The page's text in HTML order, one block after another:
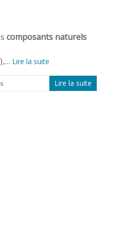
composants naturels
Lire la suite
Lire la suite